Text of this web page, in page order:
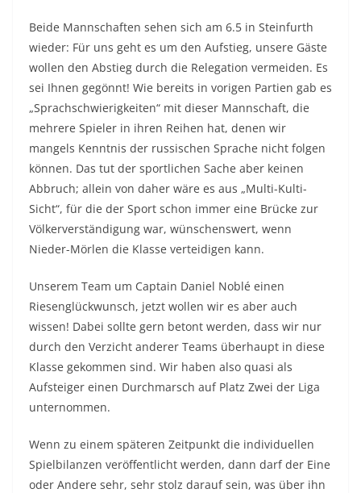
Beide Mannschaften sehen sich am 6.5 in Steinfurth
wieder: Für uns geht es um den Aufstieg, unsere Gäste
wollen den Abstieg durch die Relegation vermeiden. Es
sei Ihnen gegönnt! Wie bereits in vorigen Partien gab es
„Sprachschwierigkeiten“ mit dieser Mannschaft, die
mehrere Spieler in ihren Reihen hat, denen wir
mangels Kenntnis der russischen Sprache nicht folgen
können. Das tut der sportlichen Sache aber keinen
Abbruch; allein von daher wäre es aus „Multi-Kulti-
Sicht“, für die der Sport schon immer eine Brücke zur
Völkerverständigung war, wünschenswert, wenn
Nieder-Mörlen die Klasse verteidigen kann.
Unserem Team um Captain Daniel Noblé einen
Riesenglückwunsch, jetzt wollen wir es aber auch
wissen! Dabei sollte gern betont werden, dass wir nur
durch den Verzicht anderer Teams überhaupt in diese
Klasse gekommen sind. Wir haben also quasi als
Aufsteiger einen Durchmarsch auf Platz Zwei der Liga
unternommen.
Wenn zu einem späteren Zeitpunkt die individuellen
Spielbilanzen veröffentlicht werden, dann darf der Eine
oder Andere sehr, sehr stolz darauf sein, was über ihn